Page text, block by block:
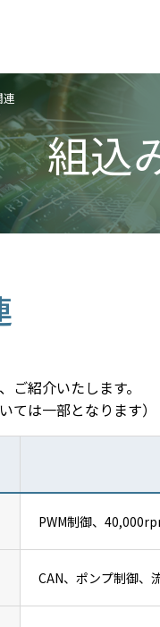
連
組込
紹介いたします。
ては一部となります）
PWM制御、
CAN、ポンプ制御、